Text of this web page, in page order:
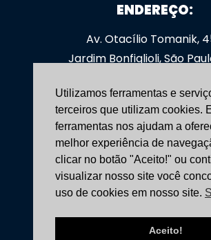
ENDEREÇO:
Av. Otacílio Tomanik,
Jardim Bonfiglioli, São
SIGA-NOS:
yoshimoveis
CONTATO:
(11) 3531-4166
+55 (11) 96758-
Utilizamos ferramentas e
terceiros que utilizam cookies.
ferramentas nos ajudam a
melhor experiência de
clicar no botão "Aceito!" ou
visualizar nosso site você
uso de cookies em nosso site.
Aceito!